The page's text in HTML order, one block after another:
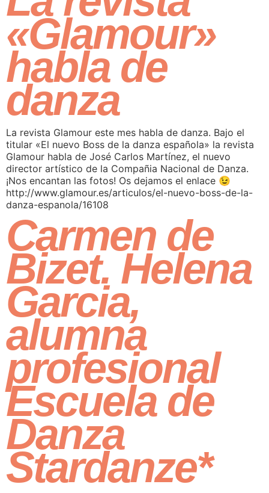
«Glamour»
habla de
danza
La revista Glamour este mes habla de danza. Bajo el
titular «El nuevo Boss de la danza española» la revista
Glamour habla de José Carlos Martínez, el nuevo
director artístico de la Compañia Nacional de Danza.
¡Nos encantan las fotos! Os dejamos el enlace 😉
http://www.glamour.es/articulos/el-nuevo-boss-de-la-
danza-espanola/16108
Carmen de
Bizet. Helena
Garcia,
alumna
profesional
Escuela de
Danza
Stardanze*